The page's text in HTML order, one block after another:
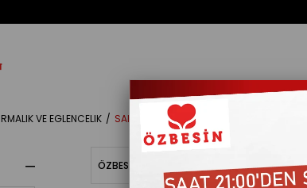
VE EGLENCELIK SAKIZ VE SEKERLEME
ÖZBESINBAKIYE Fiyata Göre (Artan)